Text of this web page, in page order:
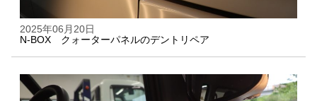
2025年06月20日
N-BOX クォーターパネルのデントリペア